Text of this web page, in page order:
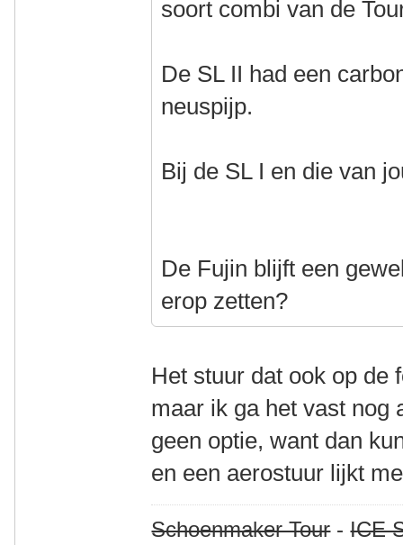
soort combi van de
De SL II had een
neuspijp.
Bij de SL I en die van
De Fujin blijft een
erop zetten?
Het stuur dat ook op de
maar ik ga het vast nog
geen optie, want dan
en een aerostuur lijkt
Schoenmaker Tour-ICE